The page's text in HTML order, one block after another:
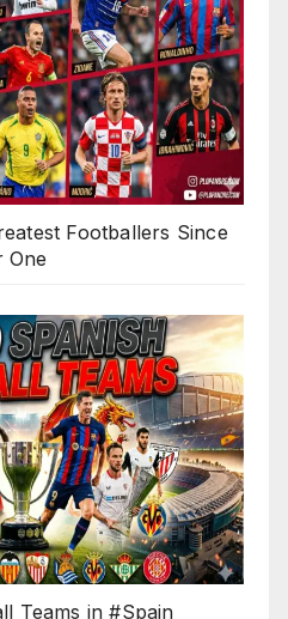
Footballers Since
One
Teams in #Spain